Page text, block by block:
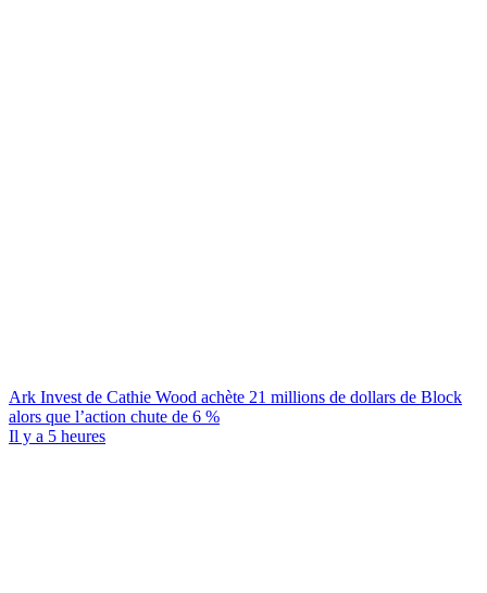
Ark Invest de Cathie Wood achète 21 millions de dollars de Block
alors que l’action chute de 6 %
Il y a 5 heures